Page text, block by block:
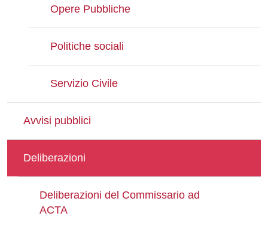
Opere Pubbliche
Politiche sociali
Servizio Civile
Avvisi pubblici
Deliberazioni
Deliberazioni del Commissario ad
ACTA